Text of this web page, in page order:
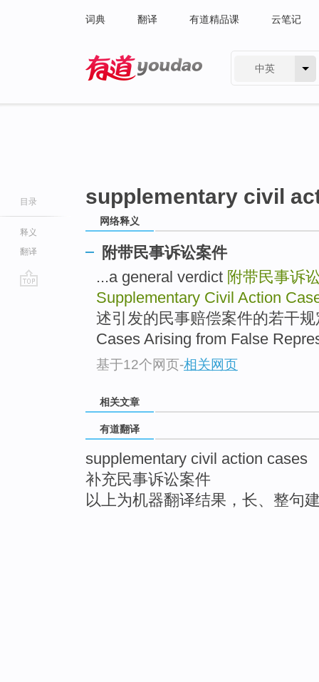
词典 翻译 有道精品课 云笔记
中英
目录
释义
翻译
supplementary civil
网络释义
附带民事诉讼案件
...a general verdict 附带民事诉
Supplementary Civil Action
述引发的民事赔偿案件的若干
Cases Arising from False
基于12个网页-相关网页
相关文章
有道翻译
supplementary civil action cases
补充民事诉讼案件
以上为机器翻译结果，长、整句